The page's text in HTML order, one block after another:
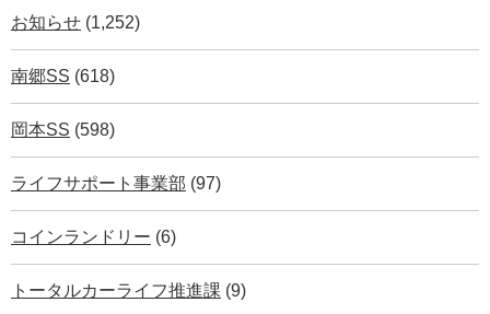
お知らせ (1,252)
南郷SS (618)
岡本SS (598)
ライフサポート事業部 (97)
コインランドリー (6)
トータルカーライフ推進課 (9)